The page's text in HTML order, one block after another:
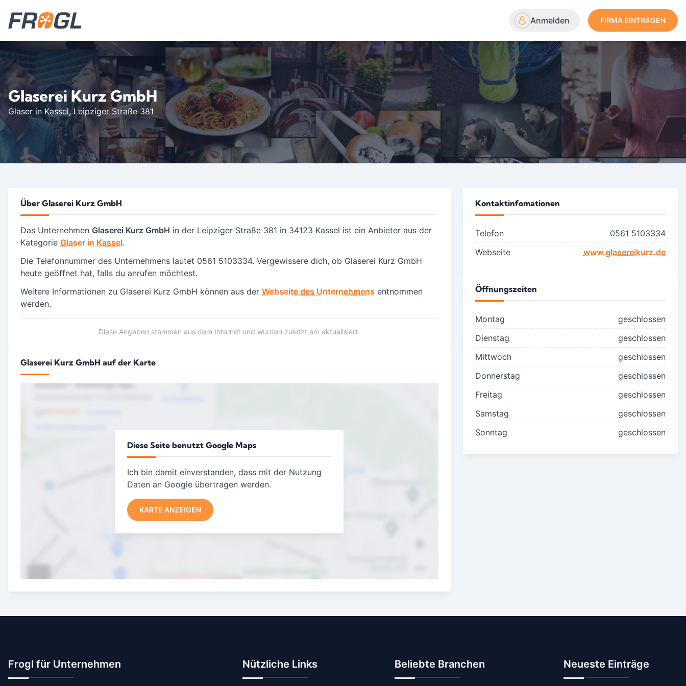
Anmelden FIRMA EINTRAGEN
Glaserei Kurz GmbH
Glaser in Kassel, Leipziger Straße 381
Über Glaserei Kurz GmbH
Das Unternehmen Glaserei Kurz GmbH in der Leipziger Straße 381 in 34123 Kassel ist ein Anbieter aus der
Kategorie Glaser in Kassel.
Die Telefonnummer des Unternehmens lautet 0561 5103334. Vergewissere dich, ob Glaserei Kurz GmbH
heute geöffnet hat, falls du anrufen möchtest.
Weitere Informationen zu Glaserei Kurz GmbH können aus der Webseite des Unternehmens entnommen
werden.
Diese Angaben stammen aus dem Internet und wurden zuletzt am aktualisiert.
Glaserei Kurz GmbH auf der Karte
Diese Seite benutzt Google Maps
Ich bin damit einverstanden, dass mit der Nutzung
Daten an Google übertragen werden.
KARTE ANZEIGEN
Kontaktinfomationen
Telefon
0561 5103334
Webseite
www.glasereikurz.de
Öffnungszeiten
Montag
geschlossen
Dienstag
geschlossen
Mittwoch
geschlossen
Donnerstag
geschlossen
Freitag
geschlossen
Samstag
geschlossen
Sonntag
geschlossen
Frogl für Unternehmen Nützliche Links Beliebte Branchen Neueste Einträge